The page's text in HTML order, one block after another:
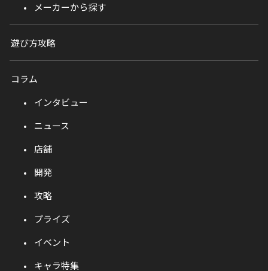
メーカーから探す
遊び方攻略
コラム
インタビュー
ニュース
店舗
開発
攻略
プライズ
イベント
キャラ特集